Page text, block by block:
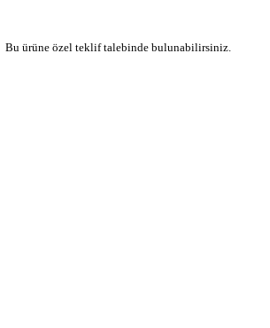
Bu ürüne özel teklif talebinde bulunabilirsiniz.